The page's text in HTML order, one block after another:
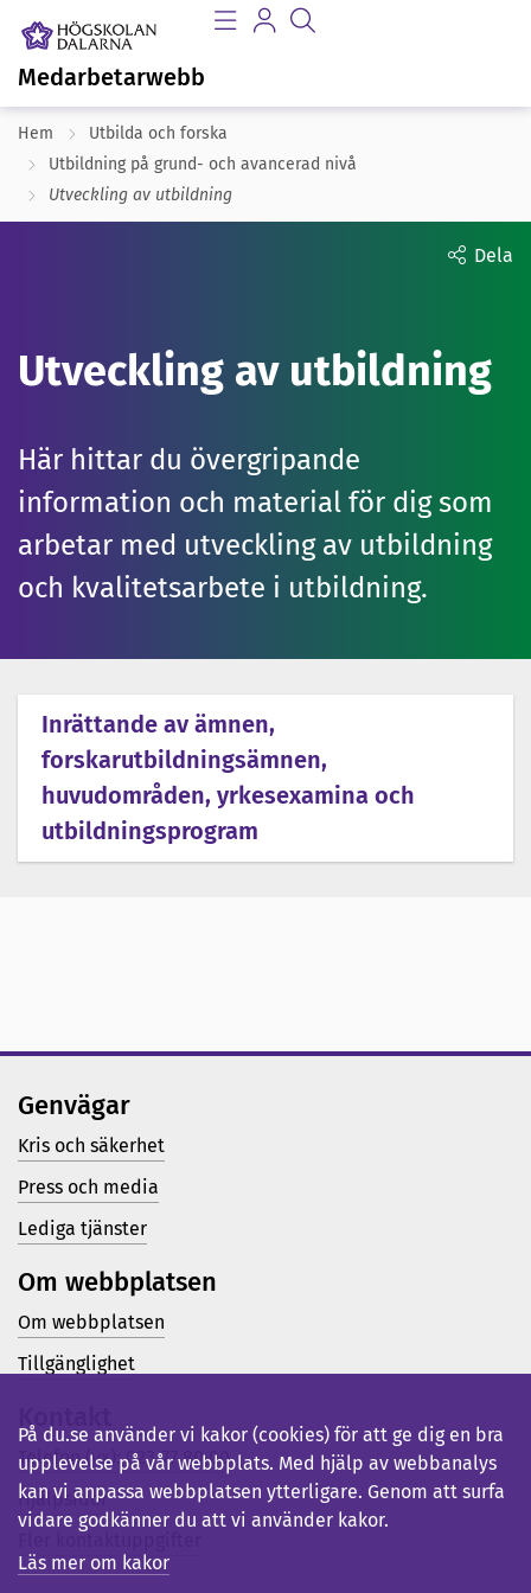
Medarbetarwebb
Hem
Utbilda och forska
Utbildning på grund- och avancerad nivå
Utveckling av utbildning
Dela
Utveckling av utbildning
Här hittar du övergripande
information och material för dig som
arbetar med utveckling av utbildning
och kvalitetsarbete i utbildning.
Inrättande av ämnen,
forskarutbildningsämnen,
huvudområden, yrkesexamina och
utbildningsprogram
Genvägar
Kris och säkerhet
Press och media
Lediga tjänster
Om webbplatsen
Om webbplatsen
Tillgänglighet
Kontakt
Telefon (vx): 023-77 80 00
Hjälpsidor
På du.se använder vi kakor (cookies) för att ge dig en bra
upplevelse på vår webbplats. Med hjälp av webbanalys
kan vi anpassa webbplatsen ytterligare. Genom att surfa
vidare godkänner du att vi använder kakor.
Läs mer om kakor